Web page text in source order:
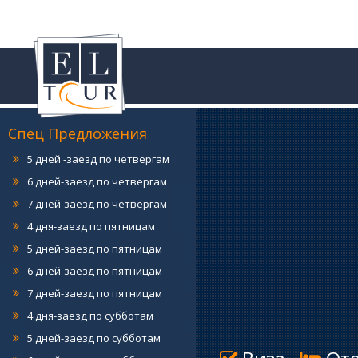
Спец Предложения
4 дня-заезд по средам
5 дней-заезд по средам
6 дней-заезд по средам
7 дней-заезд по средам
4 дня-заезд по четвергам
5 дней -заезд по четвергам
6 дней-заезд по четвергам
7 дней-заезд по четвергам
4 дня-заезд по пятницам
5 дней-заезд по пятницам
6 дней-заезд по пятницам
7 дней-заезд по пятницам
4 дня-заезд по субботам
5 дней-заезд по субботам
6 дней-заезд по субботам